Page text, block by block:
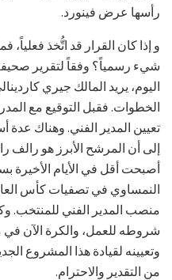
رأسها عرض فينورد.
و إذا كان القرار قد اتُّخذ
شيء رسمياً؟ وفقاً لتقرير
اليوم، يريد المالك جيري
الخطوات. فقبل التوقيع مع
تعيين المدير الفني. وهناك
إلى أن المرشح الأبرز هو رالف
أصبحت أقل في الأيام الأخيرة
النمساوي في تصفيات كأس
منصب المدير الفني للمنتخب.
شروطه للعمل، والكرة الآن
وتعيينه لقيادة هذا المشروع
من التقدير والاحترام.